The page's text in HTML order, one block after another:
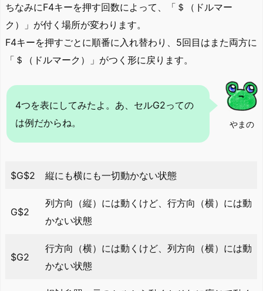
ちなみにF4キーを押す回数によって、「＄（ドルマー
ク）」が付く場所が変わります。
F4キーを押すごとに順番に入れ替わり、5回目はまた両方に
「＄（ドルマーク）」がつく形に戻ります。
やまの
4つを表にしてみたよ。あ、セルG2っての
は例だからね。
$G$2 縦にも横にも一切動かない状態
G$2
列方向（縦）には動くけど、行方向（横）には動
かない状態
$G2
行方向（横）には動くけど、列方向（横）には動
かない状態